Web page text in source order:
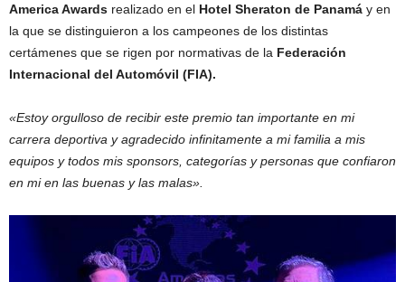
America Awards realizado en el Hotel Sheraton de Panamá y en
la que se distinguieron a los campeones de los distintas
certámenes que se rigen por normativas de la Federación
Internacional del Automóvil (FIA).
«Estoy orgulloso de recibir este premio tan importante en mi
carrera deportiva y agradecido infinitamente a mi familia a mis
equipos y todos mis sponsors, categorías y personas que confiaron
en mi en las buenas y las malas».